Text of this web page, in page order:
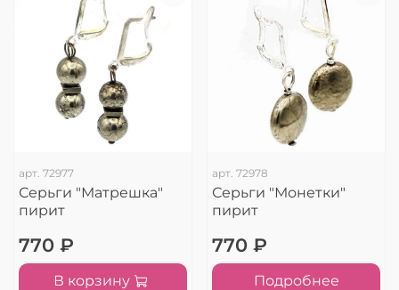
арт. 72977
Серьги "Матрешка"
пирит
770 ₽
В корзину
арт. 72978
Серьги "Монетки"
пирит
770 ₽
Подробнее